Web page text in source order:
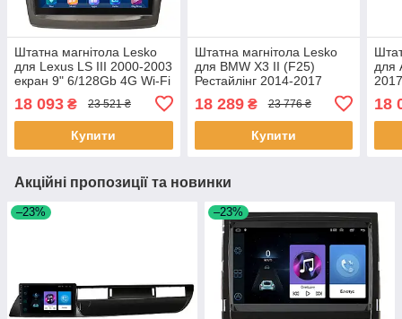
Штатна магнітола Lesko
для Lexus LS III 2000-2003
екран 9" 6/128Gb 4G Wi-Fi
18 093 ₴ 23 521 ₴
Купити
Штатна магнітола Lesko
для BMW X3 II (F25)
Рестайлінг 2014-2017
екран 9" 6/128Gb 4G Wi-Fi
GPS Top 6шт
18 289₴ 23 776 ₴
Купити
для
18
Акційні пропозиції та новинки
–23% –23%